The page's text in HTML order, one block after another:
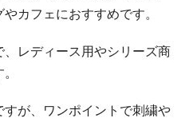
カフェにおすすめです。
レディース用やシリーズ商
が、ワンポイントで刺繍や